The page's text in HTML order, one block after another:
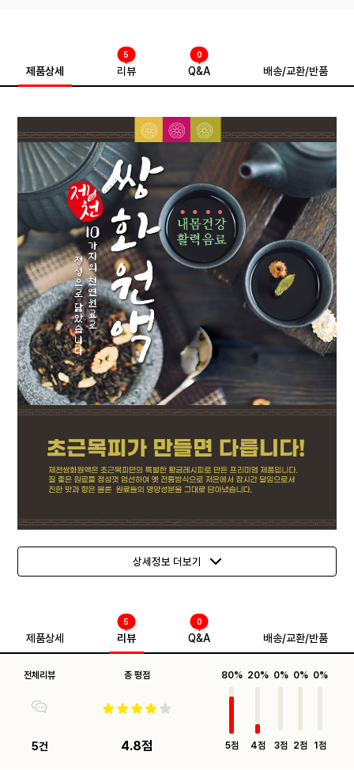
제품상세 리뷰
5
Q&A
0
배송/교환/반품
상세정보 더보기
제품상세 리뷰
5
Q&A
0
배송/교환/반품
전체리뷰
5건
총 평점
4.8점
80%
5점
20%
4점
0%
3점
0%
2점
0%
1점